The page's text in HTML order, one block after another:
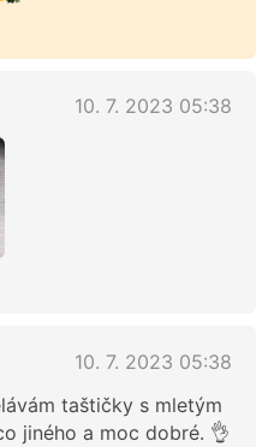
10. 7. 2023 05:38
10. 7. 2023 05:38
taštičky s mletým
jiného a moc dobré. 👌